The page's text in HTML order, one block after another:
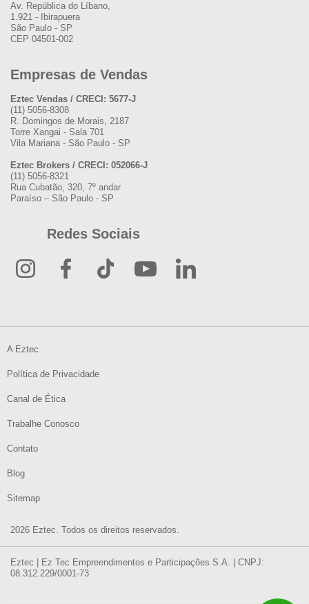
Av. República do Líbano,
1.921 - Ibirapuera
São Paulo - SP
CEP 04501-002
Empresas de Vendas
Eztec Vendas / CRECI: 5677-J
(11) 5056-8308
R. Domingos de Morais, 2187
Torre Xangai - Sala 701
Vila Mariana - São Paulo - SP
Eztec Brokers / CRECI: 052066-J
(11) 5056-8321
Rua Cubatão, 320, 7º andar
Paraíso – São Paulo - SP
Redes Sociais
2026 Eztec. Todos os direitos reservados.
A Eztec
Política de Privacidade
Canal de Ética
Trabalhe Conosco
Contato
Blog
Sitemap
Eztec | Ez Tec Empreendimentos e Participações S.A. | CNPJ:
08.312.229/0001-73